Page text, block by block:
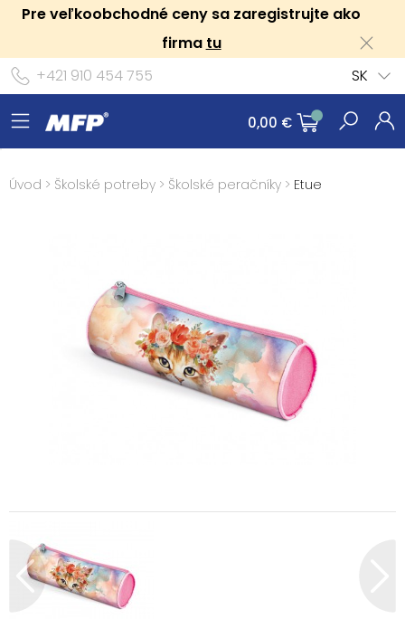
Pre veľkoobchodné ceny sa zaregistrujte ako
firma tu
+421 910 454 755
SK
0,00 €
Úvod > Školské potreby > Školské peračníky > Etue